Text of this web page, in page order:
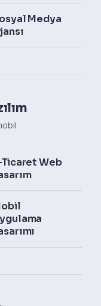
Medya
Ticaret Web